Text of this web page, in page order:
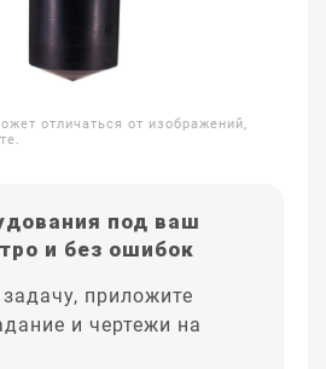
отличаться от изображений,
под ваш
и без ошибок
приложите
и чертежи на